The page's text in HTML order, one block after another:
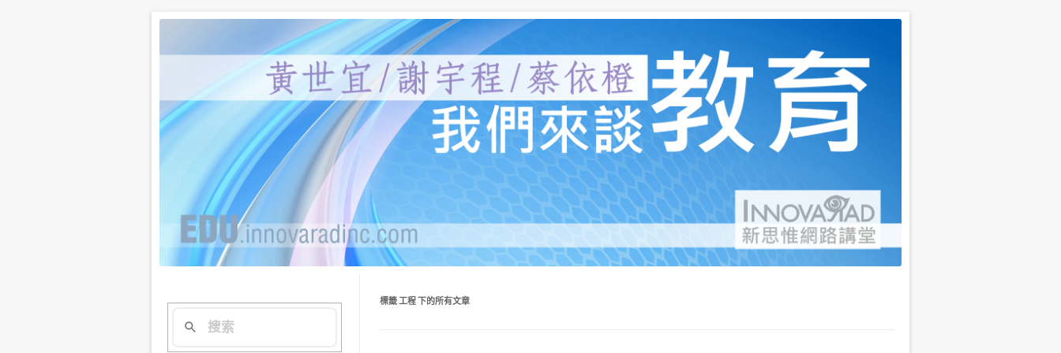
新思惟網路講堂：我們來談教育
黃世宜老師、謝宇程研究員、蔡依橙醫師，分別就受教育、自我教育、給教育三個面向，說明當代的困境與解答，並有線上
提問與回覆。
標籤工程 下的所有文章